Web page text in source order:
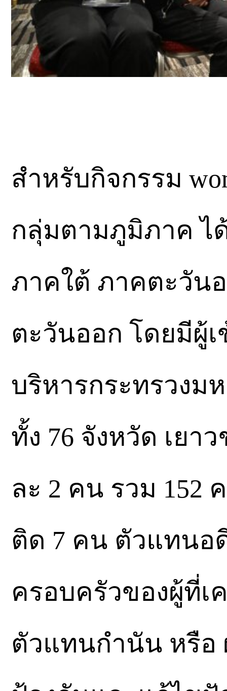
สำหรับกิจกรรม
กลุ่มตามภูมิภาค ไ
ภาคใต้ ภาคตะวัน
ตะวันออก โดยมีผู้
บริหารกระทรวงม
ทั้ง 76 จังหวัด เยา
ละ 2 คน รวม 152
ติด 7 คน ตัวแทนอ
ครอบครัวของผู้ที่เ
ตัวแทนกำนัน หรือ